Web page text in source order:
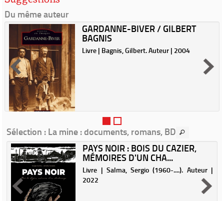
Du même auteur
GARDANNE-BIVER / GILBERT
BAGNIS
Livre | Bagnis, Gilbert. Auteur | 2004
Sélection : La mine : documents, romans, BD
PAYS NOIR : BOIS DU CAZIER,
MÉMOIRES D'UN CHA...
Livre | Salma, Sergio (1960-....). Auteur |
2022